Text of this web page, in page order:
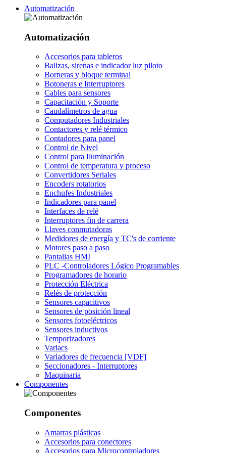
Automatización
Automatización
Accesorios para tableros
Balizas, sirenas e indicador luz piloto
Borneras y bloque terminal
Botoneras e Interruptores
Cables para sensores
Capacitación y Soporte
Caudalímetros de agua
Computadores Industriales
Contactores y relé térmico
Contadores para panel
Control de Nivel
Control para Iluminación
Control de temperatura y proceso
Convertidores Seriales
Encoders rotatorios
Enchufes Industriales
Indicadores para panel
Interfaces de relé
Interruptores fin de carrera
Llaves conmutadoras
Medidores de energía y TC's de corriente
Motores paso a paso
Pantallas HMI
PLC -Controladores Lógico Programables
Programadores de horario
Protección Eléctrica
Relés de protección
Sensores capacitivos
Sensores de posición lineal
Sensores fotoeléctricos
Sensores inductivos
Temporizadores
Variacs
Variadores de frecuencia [VDF]
Seccionadores - Interruptores
Maquinaria
Componentes
Componentes
Amarras plásticas
Accesorios para conectores
Accesorios para Microcontroladores